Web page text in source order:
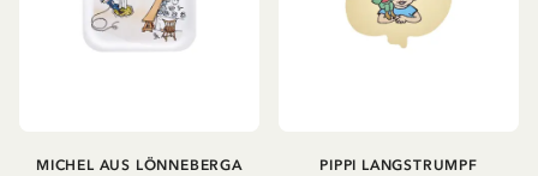
MICHEL AUS LÖNNEBERGA PIPPI LANGSTRUMPF